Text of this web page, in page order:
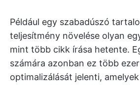
Például egy szabadúszó
teljesítmény növelése olyan
mint több cikk írása hetente.
számára azonban ez több
optimalizálását jelenti,